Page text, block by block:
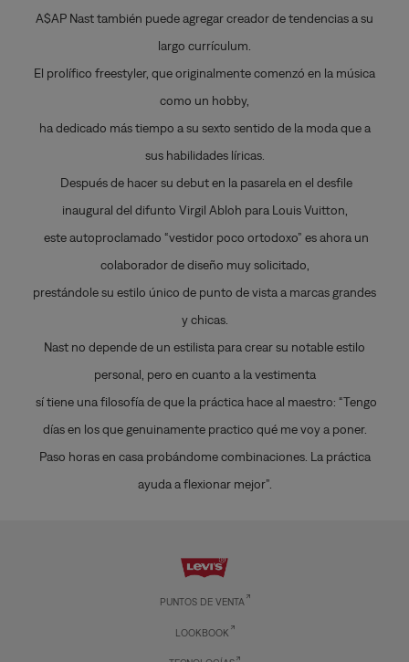
A$AP Nast también puede agregar creador de tendencias a su
largo currículum.
El prolífico freestyler, que originalmente comenzó en la música
como un hobby,
ha dedicado más tiempo a su sexto sentido de la moda que a
sus habilidades líricas.
Después de hacer su debut en la pasarela en el desfile
inaugural del difunto Virgil Abloh para Louis Vuitton,
este autoproclamado “vestidor poco ortodoxo” es ahora un
colaborador de diseño muy solicitado,
prestándole su estilo único de punto de vista a marcas grandes
y chicas.
Nast no depende de un estilista para crear su notable estilo
personal, pero en cuanto a la vestimenta
sí tiene una filosofía de que la práctica hace al maestro: “Tengo
días en los que genuinamente practico qué me voy a poner.
Paso horas en casa probándome combinaciones. La práctica
ayuda a flexionar mejor”.
PUNTOS DE VENTA
LOOKBOOK